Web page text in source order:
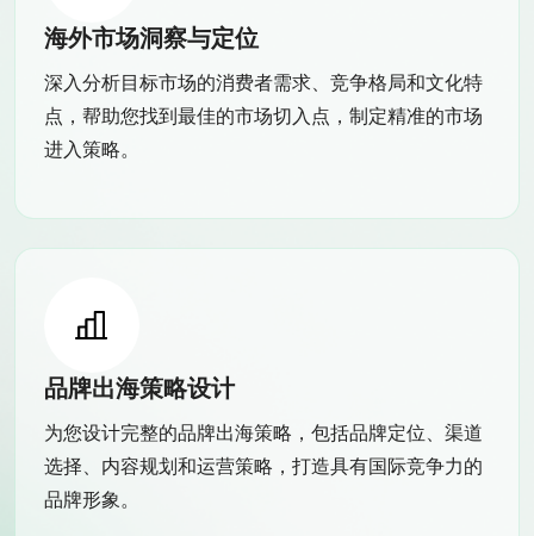
海外市场洞察与定位
深入分析目标市场的消费者需求、竞争格局和文化特
点，帮助您找到最佳的市场切入点，制定精准的市场
进入策略。
品牌出海策略设计
为您设计完整的品牌出海策略，包括品牌定位、渠道
选择、内容规划和运营策略，打造具有国际竞争力的
品牌形象。